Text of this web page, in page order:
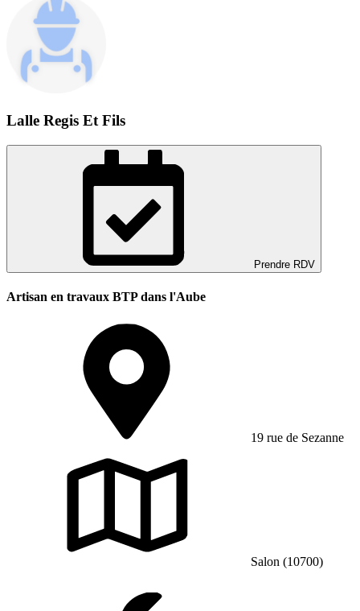
Lalle Regis Et Fils
Prendre RDV
Artisan en travaux BTP dans l'Aube
19 rue de Sezanne
Salon (10700)